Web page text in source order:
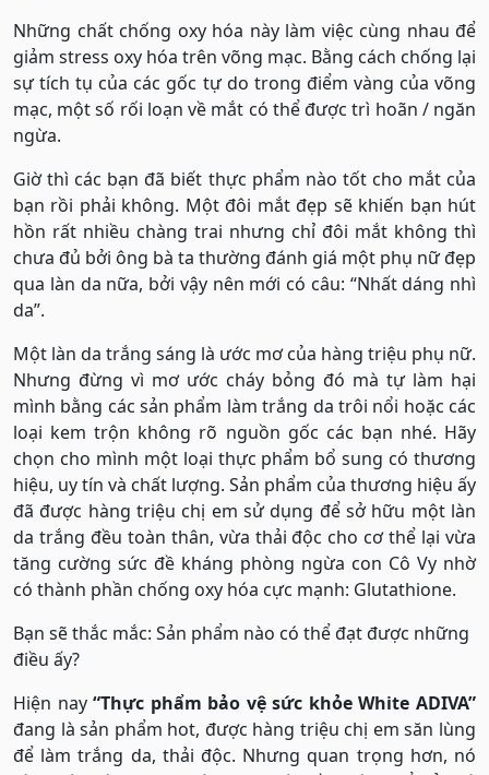
Những chất chống oxy hóa này làm việc cùng nhau để
giảm stress oxy hóa trên võng mạc. Bằng cách chống lại
sự tích tụ của các gốc tự do trong điểm vàng của võng
mạc, một số rối loạn về mắt có thể được trì hoãn / ngăn
ngừa.
Giờ thì các bạn đã biết thực phẩm nào tốt cho mắt của
bạn rồi phải không. Một đôi mắt đẹp sẽ khiến bạn hút
hồn rất nhiều chàng trai nhưng chỉ đôi mắt không thì
chưa đủ bởi ông bà ta thường đánh giá một phụ nữ đẹp
qua làn da nữa, bởi vậy nên mới có câu: “Nhất dáng nhì
da”.
Một làn da trắng sáng là ước mơ của hàng triệu phụ nữ.
Nhưng đừng vì mơ ước cháy bỏng đó mà tự làm hại
mình bằng các sản phẩm làm trắng da trôi nổi hoặc các
loại kem trộn không rõ nguồn gốc các bạn nhé. Hãy
chọn cho mình một loại thực phẩm bổ sung có thương
hiệu, uy tín và chất lượng. Sản phẩm của thương hiệu ấy
đã được hàng triệu chị em sử dụng để sở hữu một làn
da trắng đều toàn thân, vừa thải độc cho cơ thể lại vừa
tăng cường sức đề kháng phòng ngừa con Cô Vy nhờ
có thành phần chống oxy hóa cực mạnh: Glutathione.
Bạn sẽ thắc mắc: Sản phẩm nào có thể đạt được những
điều ấy?
Hiện nay“Thực phẩm bảo vệ sức khỏe White ADIVA”
đang là sản phẩm hot, được hàng triệu chị em săn lùng
để làm trắng da, thải độc. Nhưng quan trọng hơn, nó